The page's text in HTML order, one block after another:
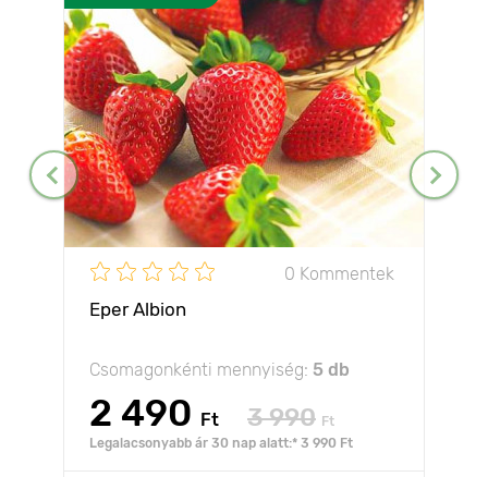
0 Kommentek
Eper Albion
Csomagonkénti mennyiség: 5 db
2 490 Ft 3 990 Ft
Legalacsonyabb ár 30 nap alatt:* 3 990 Ft